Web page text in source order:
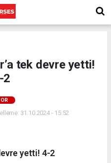
tek devre yetti!
2
31.10.2024 - 15:52
yetti! 4-2